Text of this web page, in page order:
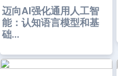
迈向AI强化通用人工智
能：认知语言模型和基
础...